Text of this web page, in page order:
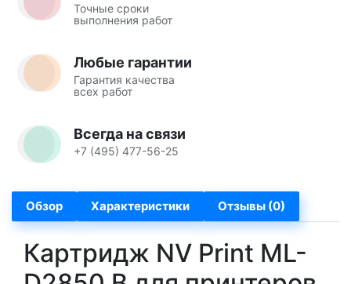
Точные сроки
выполнения работ
Любые гарантии
Гарантия качества
всех работ
Всегда на связи
+7 (495) 477-56-25
Обзор Характеристики Отзывы (0)
Картридж NV Print ML-